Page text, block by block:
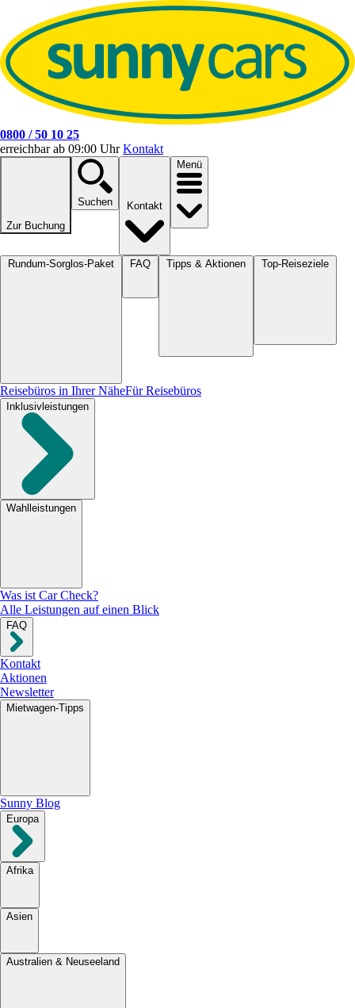
0800 / 50 10 25
erreichbar ab 09:00 UhrKontakt
Zur Buchung
Suchen
Menü
Reisebüros in Ihrer NäheFür Reisebüros
Inklusivleistungen
Wahlleistungen
Was ist Car Check?
Alle Leistungen auf einen Blick
FAQ
Kontakt
Aktionen
Newsletter
Mietwagen-Tipps
Sunny Blog
Europa
Afrika
Asien
Australien & Neuseeland